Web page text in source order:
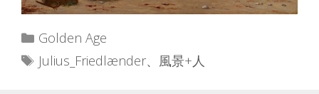
カ
テ
ゴ
Golden Age
タ
Julius_Friedlænder、 風景+人